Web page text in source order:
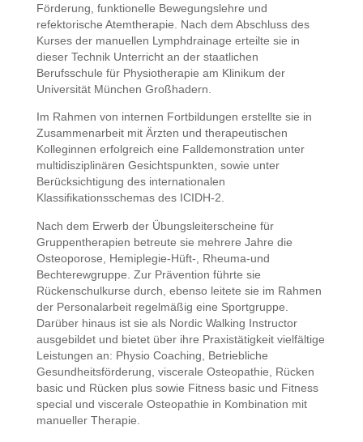
Förderung, funktionelle Bewegungslehre und
refektorische Atemtherapie. Nach dem Abschluss des
Kurses der manuellen Lymphdrainage erteilte sie in
dieser Technik Unterricht an der staatlichen
Berufsschule für Physiotherapie am Klinikum der
Universität München Großhadern.
Im Rahmen von internen Fortbildungen erstellte sie in
Zusammenarbeit mit Ärzten und therapeutischen
Kolleginnen erfolgreich eine Falldemonstration unter
multidisziplinären Gesichtspunkten, sowie unter
Berücksichtigung des internationalen
Klassifikationsschemas des ICIDH-2.
Nach dem Erwerb der Übungsleiterscheine für
Gruppentherapien betreute sie mehrere Jahre die
Osteoporose, Hemiplegie-Hüft-, Rheuma-und
Bechterewgruppe. Zur Prävention führte sie
Rückenschulkurse durch, ebenso leitete sie im Rahmen
der Personalarbeit regelmäßig eine Sportgruppe.
Darüber hinaus ist sie als Nordic Walking Instructor
ausgebildet und bietet über ihre Praxistätigkeit vielfältige
Leistungen an: Physio Coaching, Betriebliche
Gesundheitsförderung, viscerale Osteopathie, Rücken
basic und Rücken plus sowie Fitness basic und Fitness
special und viscerale Osteopathie in Kombination mit
manueller Therapie.